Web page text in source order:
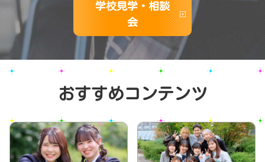
学校見学・相談
会
おすすめコンテンツ